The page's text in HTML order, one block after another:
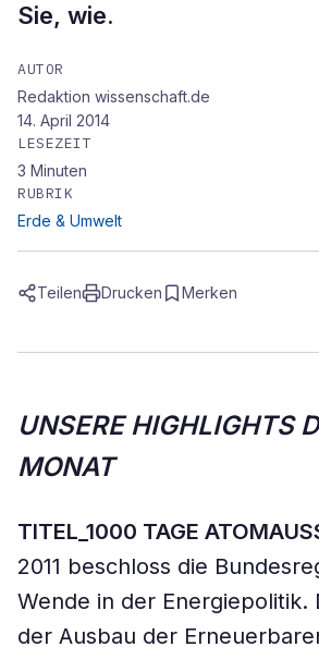
Sie, wie.
AUTOR
Redaktion wissenschaft.de
14. April 2014
LESEZEIT
3 Minuten
RUBRIK
Erde & Umwelt
Teilen Drucken Merken
UNSERE HIGHLIGHTS
MONAT
TITEL_1000 TAGE
2011 beschloss die
Wende in der Energiepolitik.
der Ausbau der